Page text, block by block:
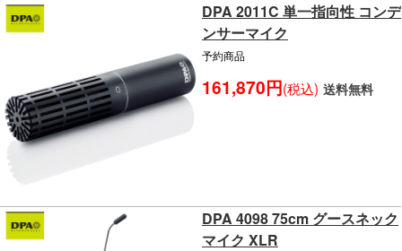
DPA 2011C 単一指向性 コンデ
ンサーマイク
予約商品
161,870円(税込) 送料無料
DPA 4098 75cm グースネック
マイク XLR